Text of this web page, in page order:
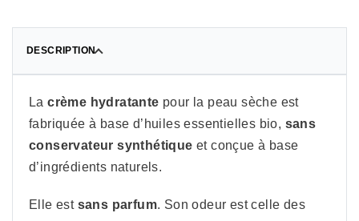
DESCRIPTION
Lacrème hydratante pour la peau sèche est
fabriquée à base d’huiles essentielles bio, sans
conservateur synthétique et conçue à base
d’ingrédients naturels.
Elle est sans parfum. Son odeur est celle des